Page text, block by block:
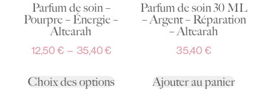
Parfum de soin –
Pourpre – Énergie –
Altearah
12,50 € – 35,40€
Choix des options
Parfum de soin 30 ML
– Argent – Réparation
– Altearah
35,40 €
Ajouter au panier